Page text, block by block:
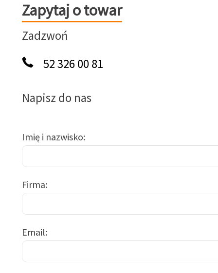
Zapytaj o towar
Zapytaj o towar
Zadzwoń
52 326 00 81
Napisz do nas
Imię i nazwisko
Firma
Email